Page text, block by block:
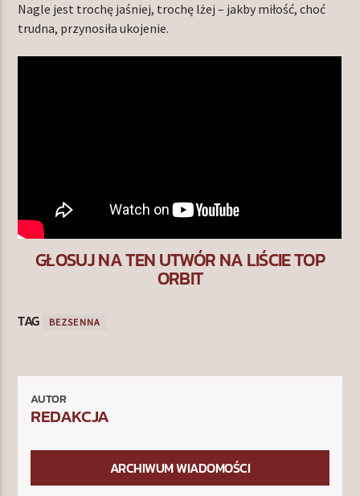
Nagle jest trochę jaśniej, trochę lżej – jakby miłość, choć
trudna, przynosiła ukojenie.
GŁOSUJ NA TEN UTWÓR NA LIŚCIE TOP
ORBIT
TAG BEZSENNA
AUTOR
REDAKCJA
ARCHIWUM WIADOMOŚCI